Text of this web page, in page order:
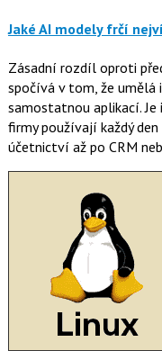
Jaké AI modely frčí
Zásadní rozdíl oproti
spočívá v tom, že
samostatnou aplikací.
firmy používají každý
účetnictví až po CRM